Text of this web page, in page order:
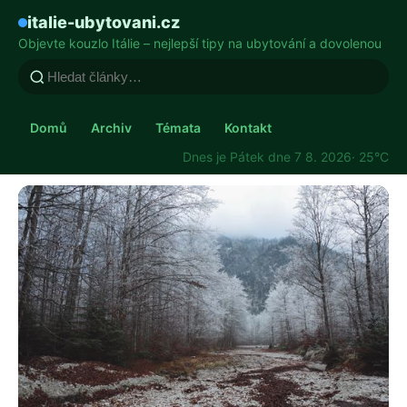
italie-ubytovani.cz
Objevte kouzlo Itálie – nejlepší tipy na ubytování a dovolenou
Domů Archiv Témata
Kontakt
Dnes je Pátek dne 7 8. 2026· 25°C